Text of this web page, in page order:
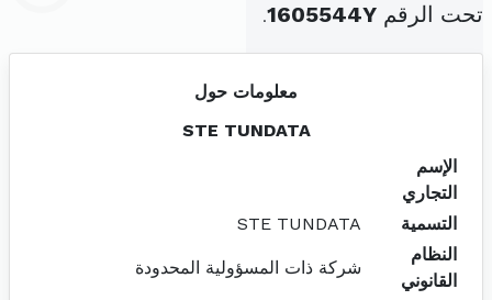
تحت الرقم 1605544Y
.
معلومات حول
STE TUNDATA
الإسم
التجاري
التسمية
STE TUNDATA
النظام
القانوني
شركة ذات المسؤولية المحدودة